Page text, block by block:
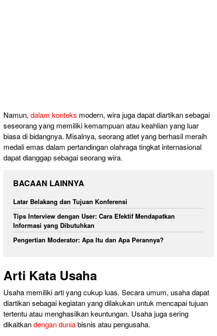
Namun, dalam konteks modern, wira juga dapat diartikan sebagai
seseorang yang memiliki kemampuan atau keahlian yang luar
biasa di bidangnya. Misalnya, seorang atlet yang berhasil meraih
medali emas dalam pertandingan olahraga tingkat internasional
dapat dianggap sebagai seorang wira.
BACAAN LAINNYA
Latar Belakang dan Tujuan Konferensi
Tips Interview dengan User: Cara Efektif Mendapatkan
Informasi yang Dibutuhkan
Pengertian Moderator: Apa Itu dan Apa Perannya?
Arti Kata Usaha
Usaha memiliki arti yang cukup luas. Secara umum, usaha dapat
diartikan sebagai kegiatan yang dilakukan untuk mencapai tujuan
tertentu atau menghasilkan keuntungan. Usaha juga sering
dikaitkandengan duniabisnis atau pengusaha.